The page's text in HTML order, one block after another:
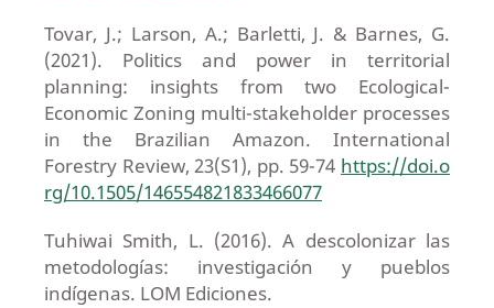
Tovar, J.; Larson, A.; Barletti, J. & Barnes, G.
(2021). Politics and power in territorial
planning: insights from two Ecological-
Economic Zoning multi-stakeholder processes
in the Brazilian Amazon. International
Forestry Review, 23(S1), pp. 59-74 https://doi.o
rg/10.1505/146554821833466077
Tuhiwai Smith, L. (2016). A descolonizar las
metodologías: investigación y pueblos
indígenas. LOM Ediciones.